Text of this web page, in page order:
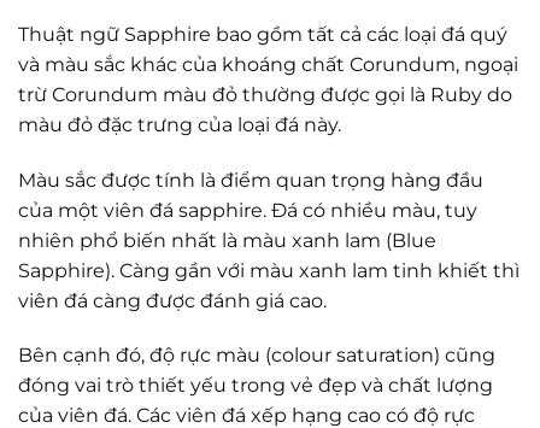
Thuật ngữ Sapphire bao gồm tất cả các loại đá quý
và màu sắc khác của khoáng chất Corundum, ngoại
trừ Corundum màu đỏ thường được gọi là Ruby do
màu đỏ đặc trưng của loại đá này.
Màu sắc được tính là điểm quan trọng hàng đầu
của một viên đá sapphire. Đá có nhiều màu, tuy
nhiên phổ biến nhất là màu xanh lam (Blue
Sapphire). Càng gần với màu xanh lam tinh khiết thì
viên đá càng được đánh giá cao.
Bên cạnh đó, độ rực màu (colour saturation) cũng
đóng vai trò thiết yếu trong vẻ đẹp và chất lượng
của viên đá. Các viên đá xếp hạng cao có độ rực